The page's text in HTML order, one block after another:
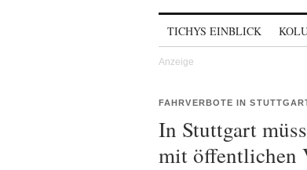
TICHYS EINBLICK
FAHRVERBOTE IN
In Stuttgart
mit öffentlichen